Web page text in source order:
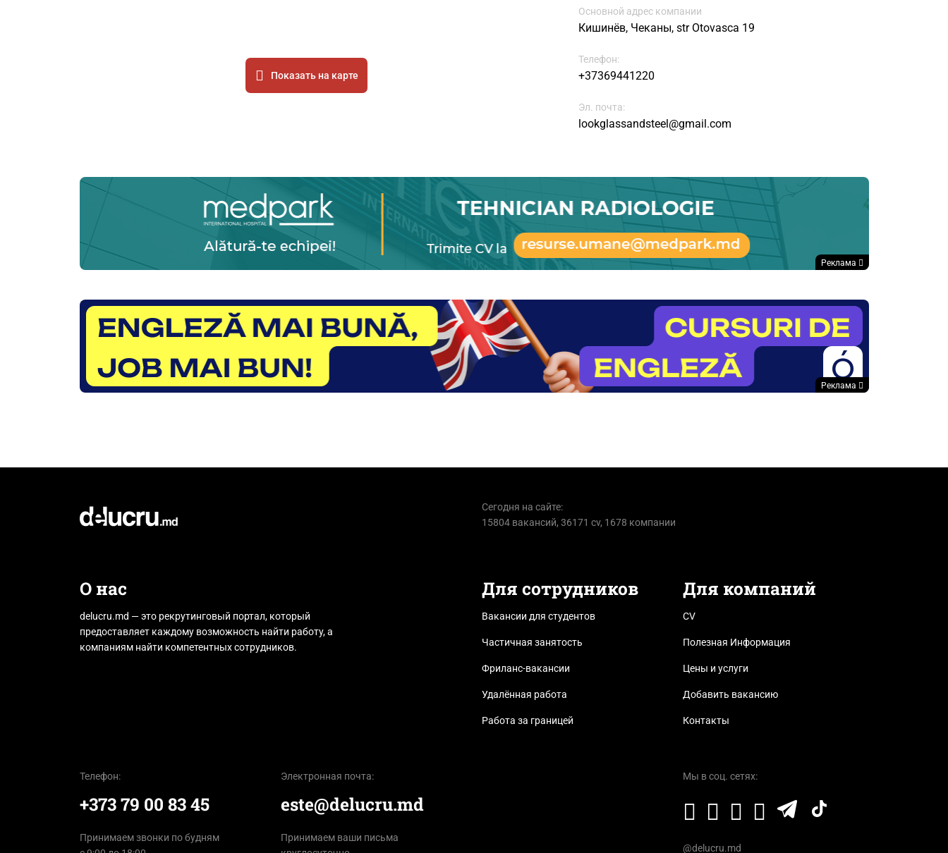
Показать на карте
Основной адрес компании
Кишинёв, Чеканы, str Otovasca 19
Телефон:
+37369441220
Эл. почта:
lookglassandsteel@gmail.com
Реклама
Реклама
Сегодня на сайте:
15804 вакансий, 36171 cv, 1678 компании
О нас
delucru.md — это рекрутинговый портал, который
предоставляет каждому возможность найти работу, а
компаниям найти компетентных сотрудников.
Для сотрудников
Вакансии для студентов
Частичная занятость
Фриланс-вакансии
Удалённая работа
Работа за границей
Для компаний
CV
Полезная Информация
Цены и услуги
Добавить вакансию
Контакты
Телефон:
+373 79 00 83 45
Принимаем звонки по будням
Электронная почта:
este@delucru.md
Принимаем ваши письма
Мы в соц. сетях:
@delucru.md